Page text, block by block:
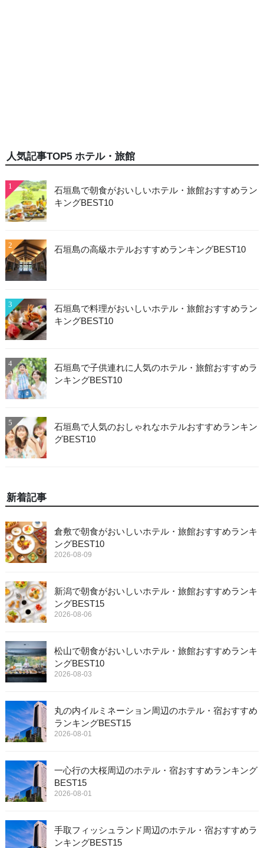
人気記事TOP5 ホテル・旅館
1
石垣島で朝食がおいしいホテル・旅館おすすめラン
キングBEST10
2 石垣島の高級ホテルおすすめランキングBEST10
3
石垣島で料理がおいしいホテル・旅館おすすめラン
キングBEST10
4
石垣島で子供連れに人気のホテル・旅館おすすめラ
ンキングBEST10
5
石垣島で人気のおしゃれなホテルおすすめランキン
グBEST10
新着記事
倉敷で朝食がおいしいホテル・旅館おすすめランキ
ングBEST10
2026-08-09
新潟で朝食がおいしいホテル・旅館おすすめランキ
ングBEST15
2026-08-06
松山で朝食がおいしいホテル・旅館おすすめランキ
ングBEST10
2026-08-03
丸の内イルミネーション周辺のホテル・宿おすすめ
ランキングBEST15
2026-08-01
一心行の大桜周辺のホテル・宿おすすめランキング
BEST15
2026-08-01
手取フィッシュランド周辺のホテル・宿おすすめラ
ンキングBEST15